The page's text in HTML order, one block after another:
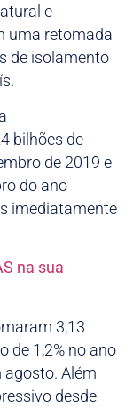
e
uma retomada
de isolamento
bilhões de
de 2019 e
do ano
imediatamente
na sua
3,13
de 1,2% no ano
agosto. Além
desde